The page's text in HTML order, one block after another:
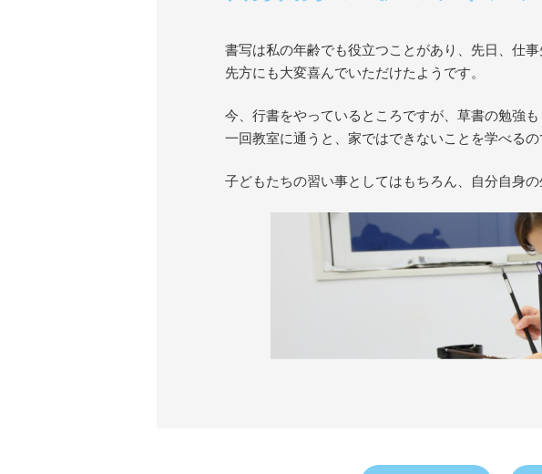
書写は私の年齢でも役立つことがあり、先日、仕
先方にも大変喜んでいただけたようです。
今、行書をやっているところですが、草書の勉強
一回教室に通うと、家ではできないことを学べるの
子どもたちの習い事としてはもちろん、自分自身